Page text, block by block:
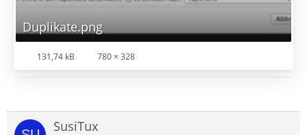
Duplikate.png
131,74 kB 780 × 328
SusiTux